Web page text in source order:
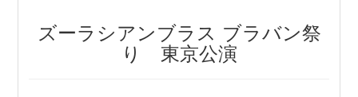
ズーラシアンブラス ブラバン祭
り 東京公演